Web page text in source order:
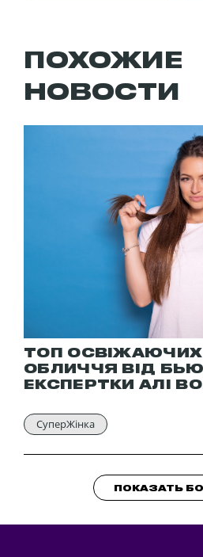
ПОХОЖИЕ
НОВОСТИ
ТОП
ОБЛИЧЧЯ ВІД
ЕКСПЕРТКИ АЛІ
СуперЖінка
ПОКАЗАТЬ